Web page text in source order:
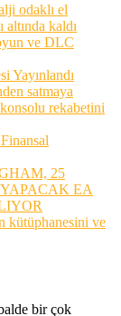
odaklı el
altında kaldı
ve DLC
Yayınlandı
satmaya
rekabetini
25
EA
kütüphanesini ve
bir çok